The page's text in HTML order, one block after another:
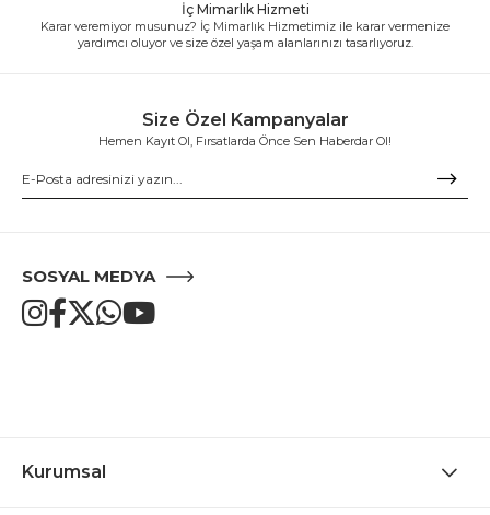
İç Mimarlık Hizmeti
Karar veremiyor musunuz? İç Mimarlık Hizmetimiz ile karar vermenize
yardımcı oluyor ve size özel yaşam alanlarınızı tasarlıyoruz.
Size Özel Kampanyalar
Hemen Kayıt Ol, Fırsatlarda Önce Sen Haberdar Ol!
SOSYAL MEDYA
Kurumsal